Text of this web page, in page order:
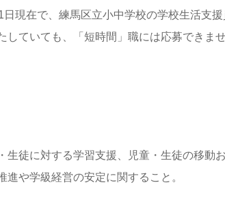
現在で、練馬区立小中学校の学校生活支援
していても、「短時間」職には応募できませ
生徒に対する学習支援、児童・生徒の移動
進や学級経営の安定に関すること。